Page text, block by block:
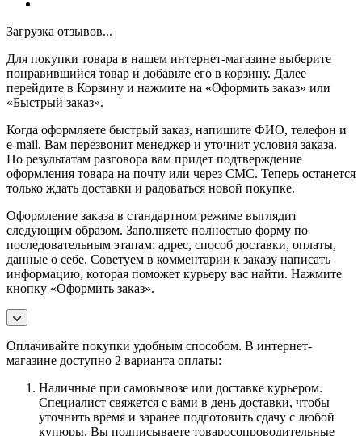
Загрузка отзывов...
Для покупки товара в нашем интернет-магазине выберите
понравившийся товар и добавьте его в корзину. Далее
перейдите в Корзину и нажмите на «Оформить заказ» или
«Быстрый заказ».
Когда оформляете быстрый заказ, напишите ФИО, телефон и
e-mail. Вам перезвонит менеджер и уточнит условия заказа.
По результатам разговора вам придет подтверждение
оформления товара на почту или через СМС. Теперь останется
только ждать доставки и радоваться новой покупке.
Оформление заказа в стандартном режиме выглядит
следующим образом. Заполняете полностью форму по
последовательным этапам: адрес, способ доставки, оплаты,
данные о себе. Советуем в комментарии к заказу написать
информацию, которая поможет курьеру вас найти. Нажмите
кнопку «Оформить заказ».
Оплачивайте покупки удобным способом. В интернет-
магазине доступно 2 варианта оплаты:
Наличные при самовывозе или доставке курьером.
Специалист свяжется с вами в день доставки, чтобы
уточнить время и заранее подготовить сдачу с любой
купюры. Вы подписываете товаросопроводительные